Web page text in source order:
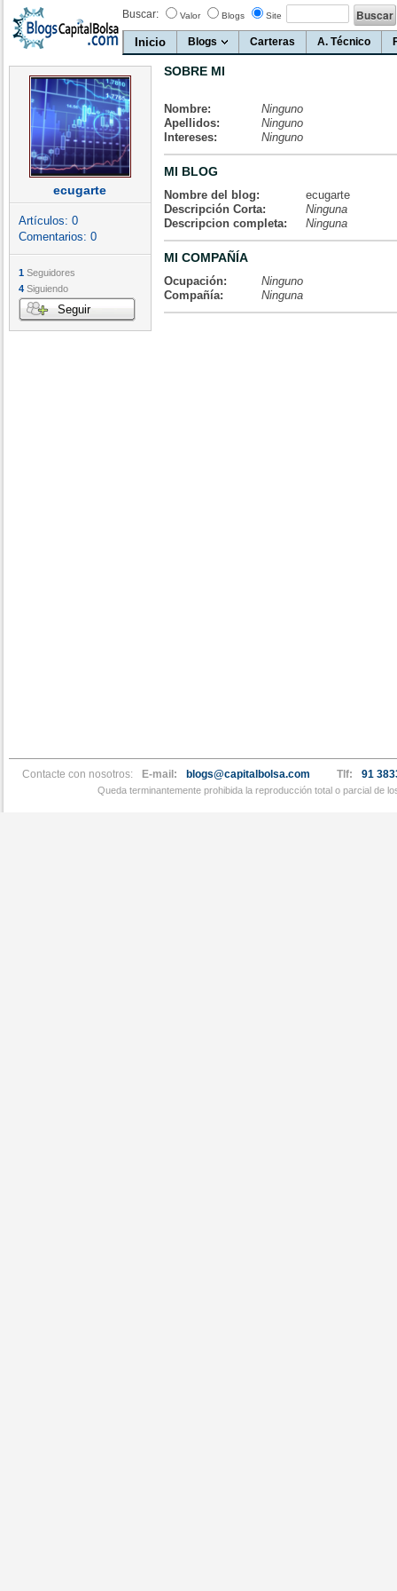
Buscar: Valor Blogs Site
Inicio Blogs Carteras A. Técnico
ecugarte
Artículos: 0
Comentarios: 0
1 Seguidores
4 Siguiendo
Seguir
SOBRE MI
Nombre:
Ninguno
Apellidos:
Ninguno
Intereses:
Ninguno
MI BLOG
Nombre del blog:
ecugarte
Descripción Corta:
Ninguna
Descripcion completa:
Ninguna
MI COMPAÑÍA
Ocupación:
Ninguno
Compañía:
Ninguna
Contacte con nosotros: E-mail: blogs@capitalbolsa.com Tlf: 91
Queda terminantemente prohibida la reproducción total o parcial de